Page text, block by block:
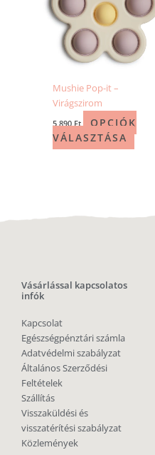
Mushie Pop-it –
Virágszirom
5 890 Ft
OPCIÓK
VÁLASZTÁSA
Vásárlással kapcsolatos
infók
Kapcsolat
Egészségpénztári számla
Adatvédelmi szabályzat
Általános Szerződési
Feltételek
Szállítás
Visszaküldési és
visszatérítési szabályzat
Közlemények